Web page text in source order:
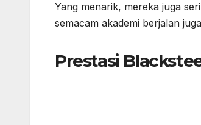
Yang menarik, mereka juga
semacam akademi berjalan
Prestasi